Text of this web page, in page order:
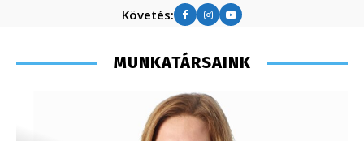
Követés:
MUNKATÁRSAINK